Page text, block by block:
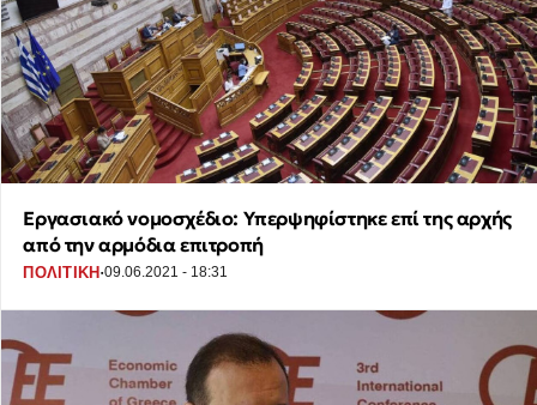
Εργασιακό νομοσχέδιο: Υπερψηφίστηκε επί της αρχής
από την αρμόδια επιτροπή
ΠΟΛΙΤΙΚΗ ·09.06.2021 - 18:31